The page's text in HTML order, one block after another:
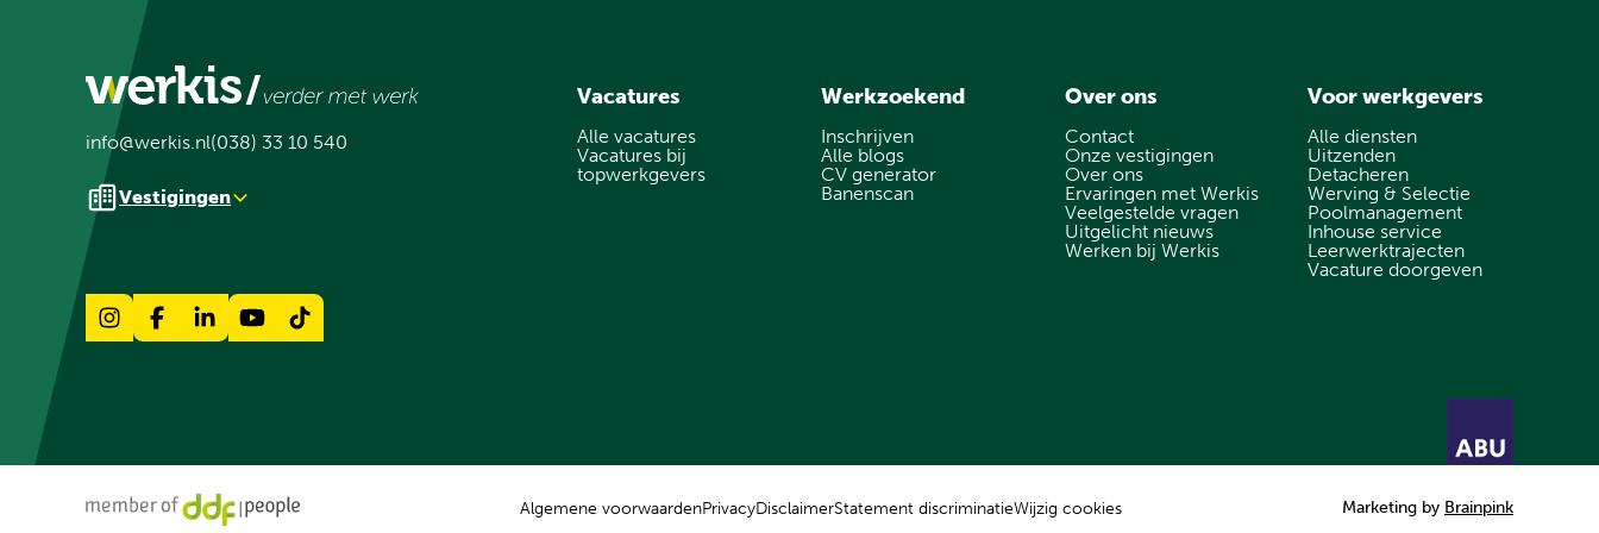
info@werkis.nl(038) 33 10 540
Vestigingen
Vacatures
Alle vacatures
Vacatures bij
topwerkgevers
Werkzoekend
Inschrijven
Alle blogs
CV generator
Banenscan
Over ons
Contact
Onze vestigingen
Over ons
Ervaringen met Werkis
Veelgestelde vragen
Uitgelicht nieuws
Werken bij Werkis
Voor werkgevers
Alle diensten
Uitzenden
Detacheren
Werving & Selectie
Poolmanagement
Inhouse service
Leerwerktrajecten
Vacature doorgeven
Marketing by Brainpink
Algemene voorwaardenPrivacyDisclaimerStatement discriminatieWijzig cookies